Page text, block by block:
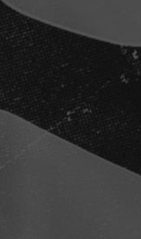
CONCIERTOS
D2FY